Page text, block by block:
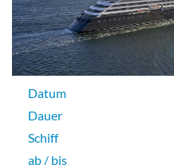
Aussenkabine
Datum
Dauer
Schiff
ab / bis